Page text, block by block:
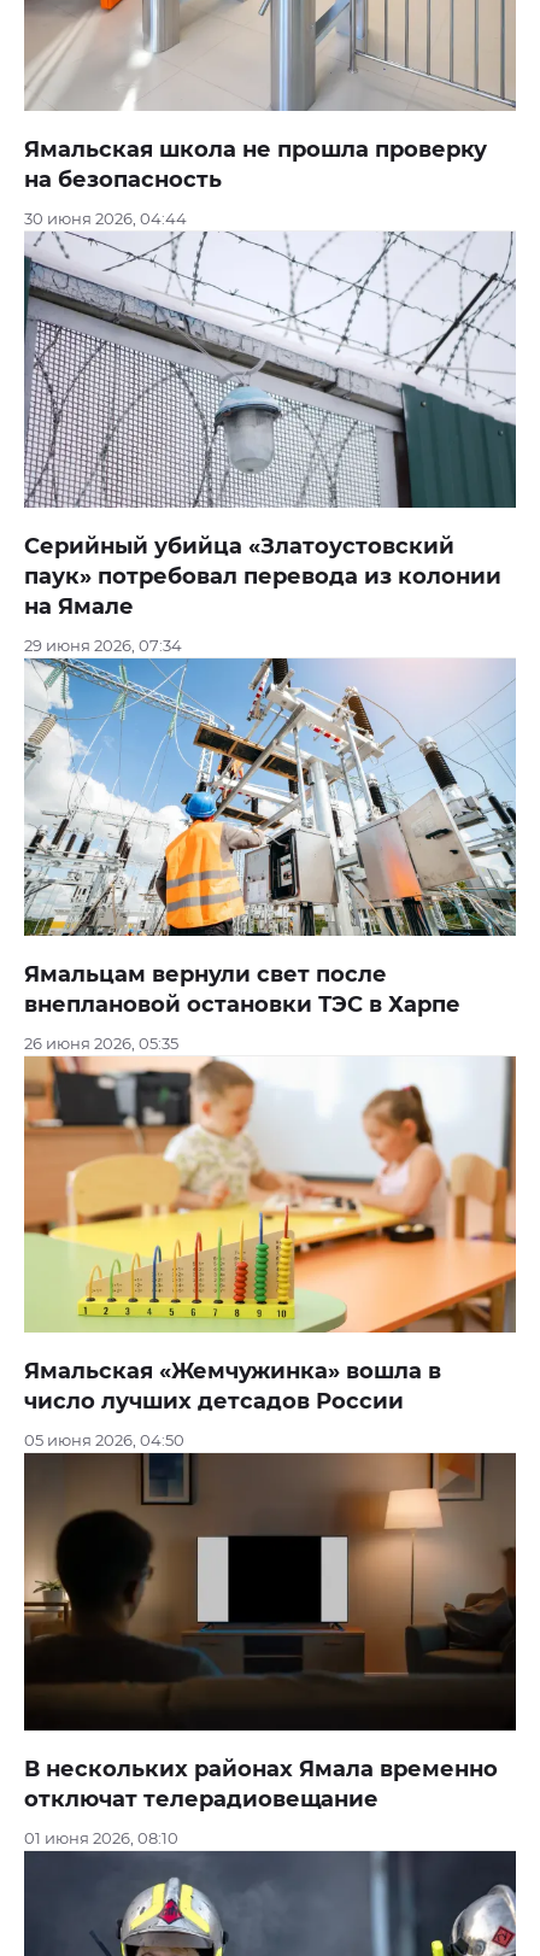
Ямальская школа не прошла проверку
на безопасность
30 июня 2026, 04:44
Серийный убийца «Златоустовский
паук» потребовал перевода из колонии
на Ямале
29 июня 2026, 07:34
Ямальцам вернули свет после
внеплановой остановки ТЭС в Харпе
26 июня 2026, 05:35
Ямальская «Жемчужинка» вошла в
число лучших детсадов России
05 июня 2026, 04:50
В нескольких районах Ямала временно
отключат телерадиовещание
01 июня 2026, 08:10